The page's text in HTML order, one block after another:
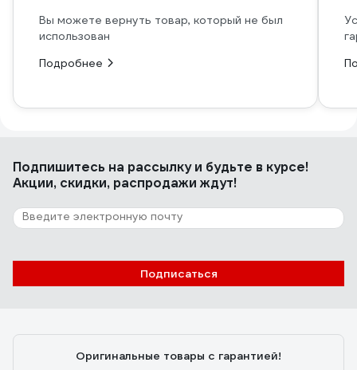
Вы можете вернуть товар, который не был
использован
Подробнее
Подпишитесь на рассылкуи будьте в курсе!
Акции, скидки, распродажи ждут!
Подписаться
Оригинальные товары с гарантией!